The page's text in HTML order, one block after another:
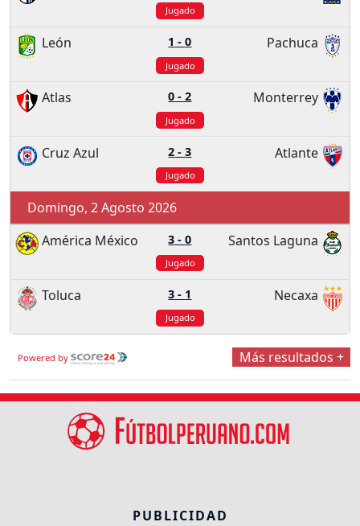
Jugado
León 1 -0 Pachuca
Jugado
Atlas 0 -2 Monterrey
Jugado
Cruz Azul 2 -3 Atlante
Jugado
Domingo, 2 Agosto 2026
América México
3 -0 Santos Laguna
Jugado
Toluca 3 - 1 Necaxa
Jugado
Powered by Más resultados +
PUBLICIDAD